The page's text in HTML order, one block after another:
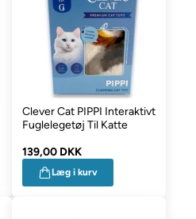
Clever Cat PIPPI Interaktivt
Fuglelegetøj Til Katte
139,00 DKK
Læg i kurv